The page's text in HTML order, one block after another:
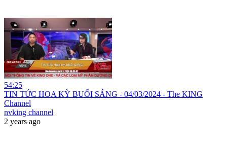
54:25
TIN TỨC HOA KỲ BUỔI SÁNG - 04/03/2024 - The KING
Channel
nvking channel
2 years ago